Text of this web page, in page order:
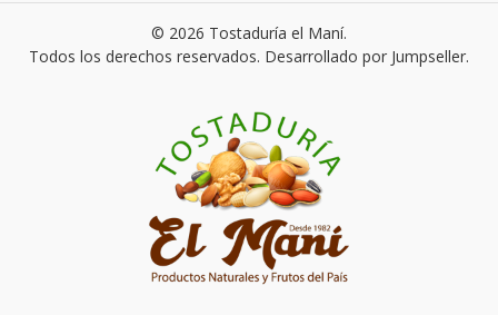
© 2026 Tostaduría el Maní.
Todos los derechos reservados. Desarrollado por Jumpseller.